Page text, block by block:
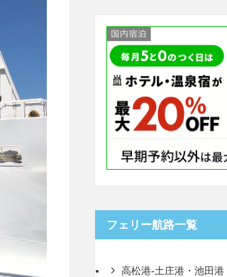
フェリー航路一覧
高松港-土庄港・池田港